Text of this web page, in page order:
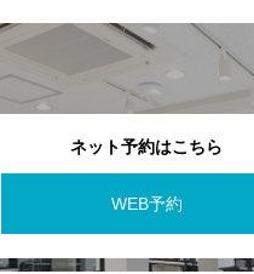
ネット予約はこちら
WEB予約